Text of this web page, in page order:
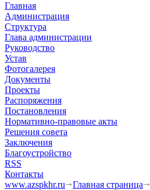
Главная
Администрация
Структура
Глава администрации
Руководство
Устав
Фотогалерея
Документы
Проекты
Распоряжения
Постановления
Нормативно-правовые акты
Решения совета
Заключения
Благоустройство
RSS
Контакты
www.azspkhr.ru
Главная страница